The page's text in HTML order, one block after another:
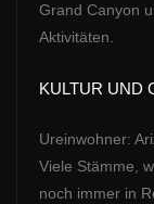
Grand Canyon
Aktivitäten.
KULTUR UND
Ureinwohner:
Viele Stämme,
noch immer in